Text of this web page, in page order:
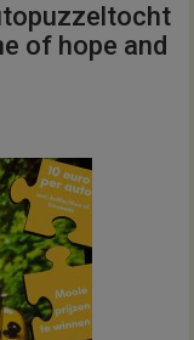
of hope and